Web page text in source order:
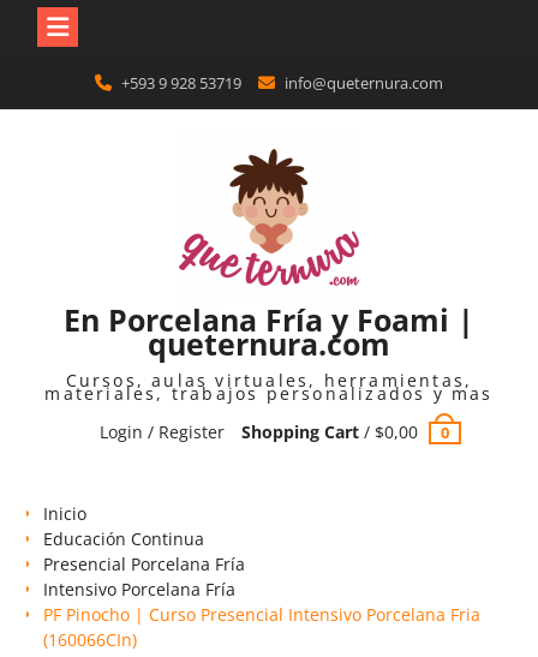
content
+593 9 928 53719 info@queternura.com
En Porcelana Fría y Foami |
queternura.com
Cursos, aulas virtuales, herramientas,
materiales, trabajos personalizados y mas
Login / Register
Shopping Cart/ $0,00 0
Inicio
Educación Continua
Presencial Porcelana Fría
Intensivo Porcelana Fría
PF Pinocho | Curso Presencial Intensivo Porcelana Fria
(160066CIn)